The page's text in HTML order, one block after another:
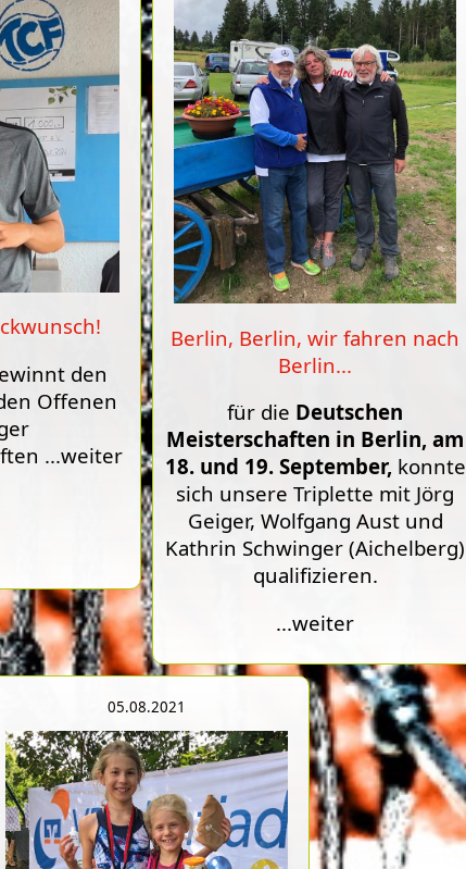
den
Offenen
...weiter
Berlin, Berlin, wir fahren nach
Berlin...
für die Deutschen
Meisterschaften in Berlin, am
18. und 19. September, konnte
sich unsere Triplette mit Jörg
Geiger, Wolfgang Aust und
Kathrin Schwinger (Aichelberg)
qualifizieren.
...weiter
05.08.2021